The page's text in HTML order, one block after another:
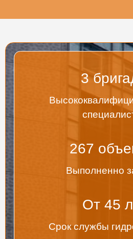
3
267
Выполненно
От 45
Срок службы